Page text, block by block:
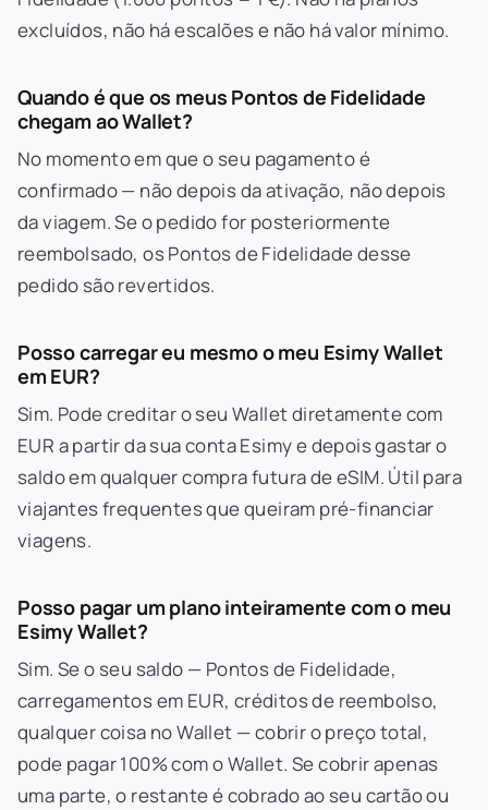
excluídos, não há escalões e não há valor mínimo.
Quando é que os meus Pontos de Fidelidade
chegam ao Wallet?
No momento em que o seu pagamento é
confirmado — não depois da ativação, não depois
da viagem. Se o pedido for posteriormente
reembolsado, os Pontos de Fidelidade desse
pedido são revertidos.
Posso carregar eu mesmo o meu Esimy Wallet
em EUR?
Sim. Pode creditar o seu Wallet diretamente com
EUR a partir da sua conta Esimy e depois gastar o
saldo em qualquer compra futura de eSIM. Útil para
viajantes frequentes que queiram pré-financiar
viagens.
Posso pagar um plano inteiramente com o meu
Esimy Wallet?
Sim. Se o seu saldo — Pontos de Fidelidade,
carregamentos em EUR, créditos de reembolso,
qualquer coisa no Wallet — cobrir o preço total,
pode pagar 100% com o Wallet. Se cobrir apenas
uma parte, o restante é cobrado ao seu cartão ou